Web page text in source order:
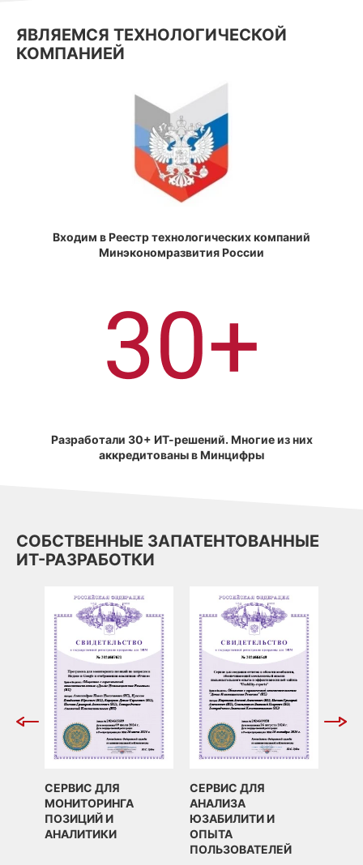
ЯВЛЯЕМСЯ ТЕХНОЛОГИЧЕСКОЙ
КОМПАНИЕЙ
Входим в Реестр технологических компаний
Минэкономразвития России
Разработали 30+ ИТ-решений. Многие из них
аккредитованы в Минцифры
СОБСТВЕННЫЕ ЗАПАТЕНТОВАННЫЕ
ИТ-РАЗРАБОТКИ
СЕРВИС ДЛЯ
МОНИТОРИНГА
ПОЗИЦИЙ И
АНАЛИТИКИ
СЕРВИС ДЛЯ
АНАЛИЗА
ЮЗАБИЛИТИ И
ОПЫТА
ПОЛЬЗОВАТЕЛЕЙ